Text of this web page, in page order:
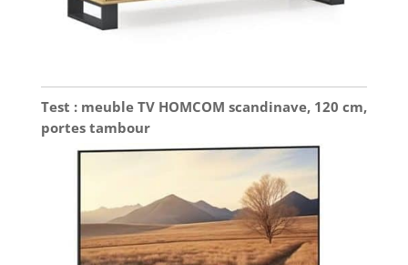
Test : meuble TV HOMCOM scandinave, 120 cm,
portes tambour